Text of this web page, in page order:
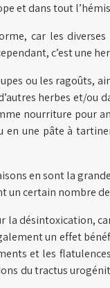
et dans tout
car les
c’est une
ou les ragoûts,
herbes et/
nourriture pour
une pâte à
en sont la
un certain nombre
désintoxication,
un effet
et les
du tractus